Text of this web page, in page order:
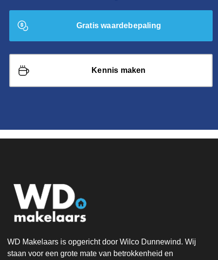
Gratis waardebepaling
Kennis maken
WD Makelaars is opgericht door Wilco Dunnewind. Wij
staan voor een grote mate van betrokkenheid en